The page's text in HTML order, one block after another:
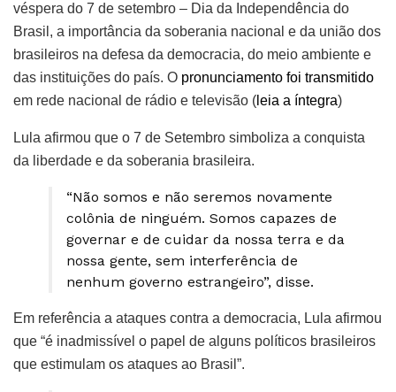
véspera do 7 de setembro – Dia da Independência do
Brasil, a importância da soberania nacional e da união dos
brasileiros na defesa da democracia, do meio ambiente e
das instituições do país. O pronunciamento foi transmitido
em rede nacional de rádio e televisão ( leia a íntegra)
Lula afirmou que o 7 de Setembro simboliza a conquista
da liberdade e da soberania brasileira.
“Não somos e não seremos novamente
colônia de ninguém. Somos capazes de
governar e de cuidar da nossa terra e da
nossa gente, sem interferência de
nenhum governo estrangeiro”, disse.
Em referência a ataques contra a democracia, Lula afirmou
que “é inadmissível o papel de alguns políticos brasileiros
que estimulam os ataques ao Brasil”.